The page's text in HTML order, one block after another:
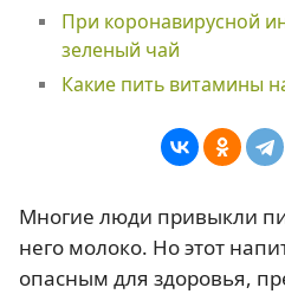
При коронавирусной
зеленый чай
Какие пить витамины
Многие люди привыкли
него молоко. Но этот
опасным для здоровья,